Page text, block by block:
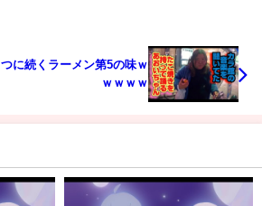
に続くラーメン第5の味ｗ
ｗｗｗｗ